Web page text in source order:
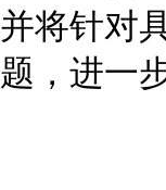
并将针对
题，进一